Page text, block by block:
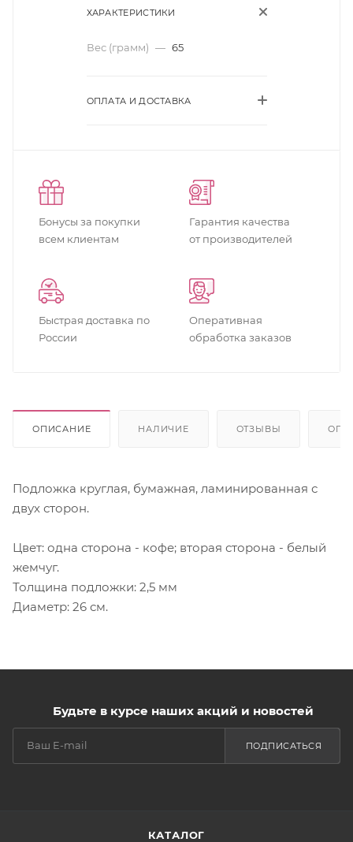
ХАРАКТЕРИСТИКИ
Вес (грамм) — 65
ОПЛАТА И ДОСТАВКА
Бонусы за покупки
всем клиентам
Гарантия качества
от производителей
Быстрая доставка по
России
Оперативная
обработка заказов
ОПИСАНИЕ НАЛИЧИЕ ОТЗЫВЫ
Подложка круглая, бумажная, ламинированная с
двух сторон.
Цвет: одна сторона - кофе; вторая сторона - белый
жемчуг.
Толщина подложки: 2,5 мм
Диаметр: 26 см.
Будьте в курсе наших акций и новостей
ПОДПИСАТЬСЯ
КАТАЛОГ